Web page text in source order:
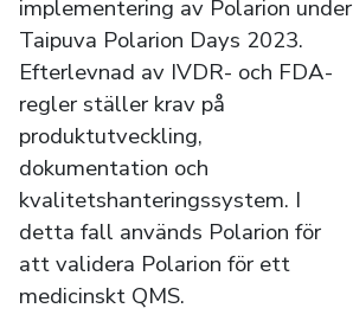
implementering av Polarion under
Taipuva Polarion Days 2023.
Efterlevnad av IVDR- och FDA-
regler ställer krav på
produktutveckling,
dokumentation och
kvalitetshanteringssystem. I
detta fall används Polarion för
att validera Polarion för ett
medicinskt QMS.